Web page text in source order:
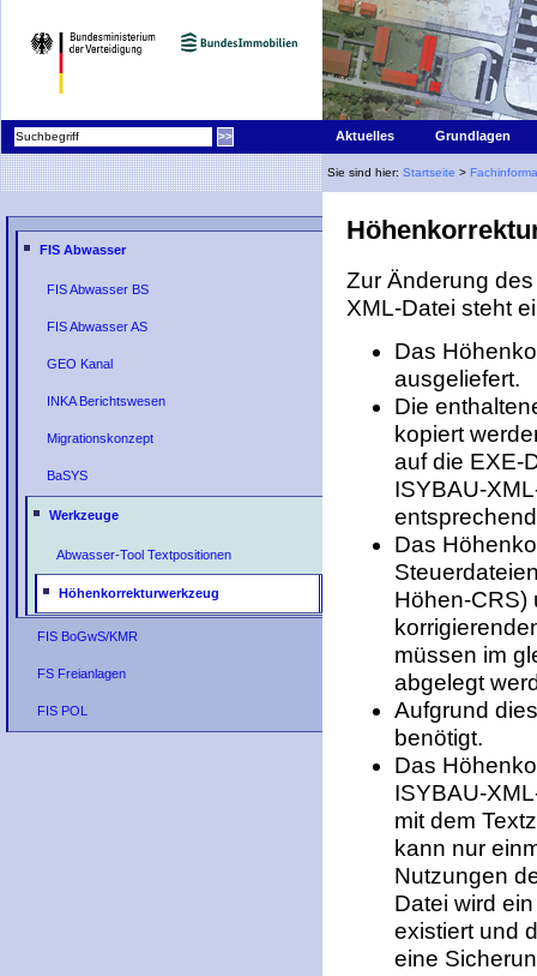
Aktuelles Grundlagen
Sie sind hier: Startseite >
FIS Abwasser
FIS Abwasser BS
FIS Abwasser AS
GEO Kanal
INKA Berichtswesen
Migrationskonzept
BaSYS
Werkzeuge
Abwasser-Tool Textpositionen
Höhenkorrekturwerkzeug
FIS BoGwS/KMR
FS Freianlagen
FIS POL
Zur Änderung
XML-Datei steht
Das
ausgeliefert.
Die
kopiert
auf die EXE-
ISYBAU-
Das
Höhen-CRS)
müssen im
abgelegt
Aufgrund
benötigt.
Das
ISYBAU-
mit dem
kann nur
Nutzungen
Datei wird
existiert und
eine